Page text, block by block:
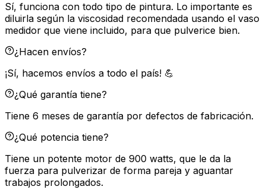
Sí, funciona con todo tipo de pintura. Lo importante es
diluirla según la viscosidad recomendada usando el vaso
medidor que viene incluido, para que pulverice bien.
¿Hacen envíos?
¡Sí, hacemos envíos a todo el país! 💪
¿Qué garantía tiene?
Tiene 6 meses de garantía por defectos de fabricación.
¿Qué potencia tiene?
Tiene un potente motor de 900 watts, que le da la
fuerza para pulverizar de forma pareja y aguantar
trabajos prolongados.